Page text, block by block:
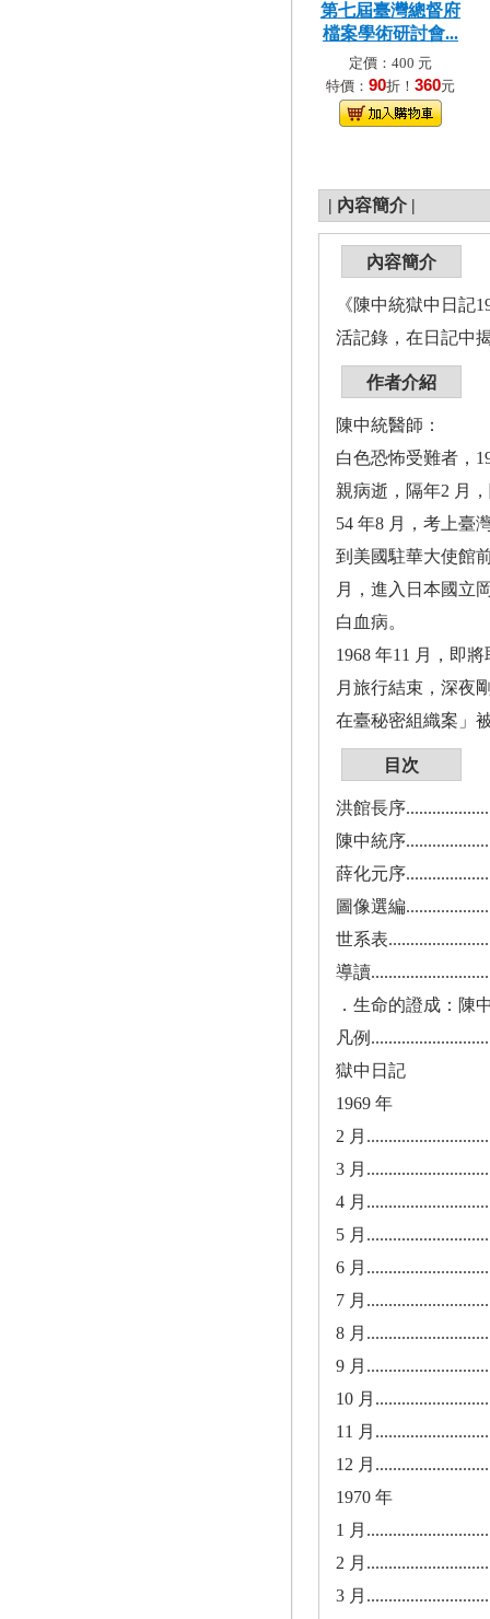
第七屆臺灣總督府
檔案學術研討會...
定價：400 元
特價： 90折！ 360元
| 內容簡介 |
內容簡介
《陳中統獄中日記
活記錄，在日記中
作者介紹
陳中統醫師：
白色恐怖受難者，
親病逝，隔年2 月
54 年8 月，考上臺
到美國駐華大使館
月，進入日本國立
白血病。
1968 年11 月，即
月旅行結束，深夜
在臺秘密組織案」
目次
洪館長序
陳中統序
薛化元序
圖像選編
世系表
導讀
．生命的證成：陳
凡例
獄中日記
1969 年
2 月
3 月
4 月
5 月
6 月
7 月
8 月
9 月
10 月
11 月
12 月
1970 年
1 月
2 月
3 月